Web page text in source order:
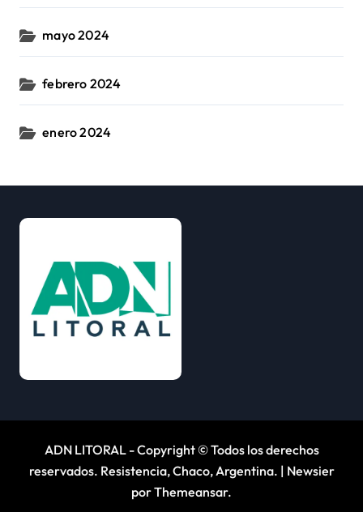
mayo 2024
febrero 2024
enero 2024
ADN LITORAL - Copyright © Todos los derechos
reservados. Resistencia, Chaco, Argentina. | Newsier
porThemeansar.